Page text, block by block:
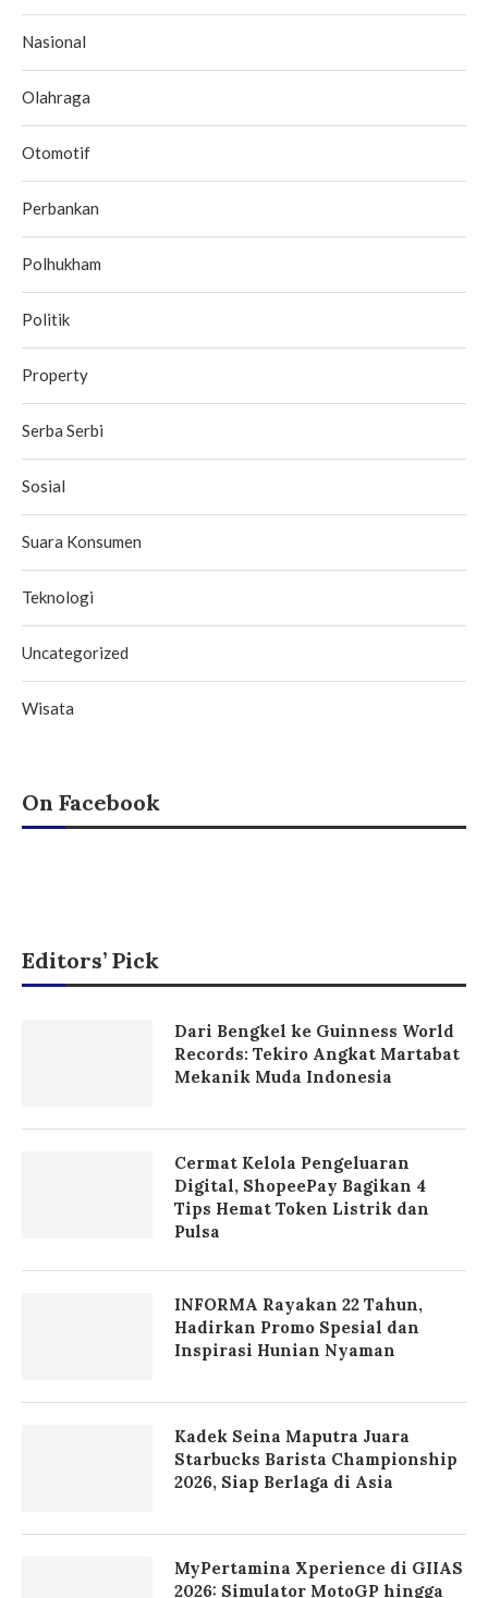
Nasional
Olahraga
Otomotif
Perbankan
Polhukham
Politik
Property
Serba Serbi
Sosial
Suara Konsumen
Teknologi
Uncategorized
Wisata
On Facebook
Editors’ Pick
Dari Bengkel ke Guinness World
Records: Tekiro Angkat Martabat
Mekanik Muda Indonesia
Cermat Kelola Pengeluaran
Digital, ShopeePay Bagikan 4
Tips Hemat Token Listrik dan
Pulsa
INFORMA Rayakan 22 Tahun,
Hadirkan Promo Spesial dan
Inspirasi Hunian Nyaman
Kadek Seina Maputra Juara
Starbucks Barista Championship
2026, Siap Berlaga di Asia
MyPertamina Xperience di GIIAS
2026: Simulator MotoGP hingga